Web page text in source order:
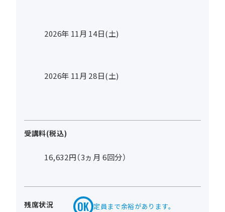
2026年 11月 14日(土)
2026年 11月 28日(土)
受講料(税込)
16,632円（3ヵ月 6回分）
残席状況 定員まで余裕があります。